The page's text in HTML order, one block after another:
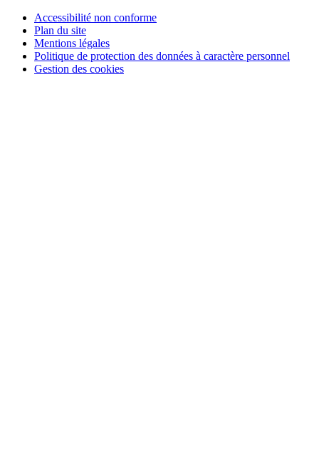
Accessibilité non conforme
Plan du site
Mentions légales
Politique de protection des données à caractère personnel
Gestion des cookies